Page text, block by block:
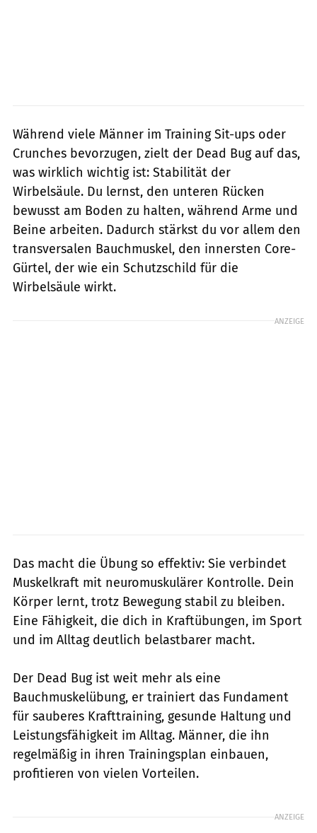
Während viele Männer im Training Sit-ups oder
Crunches bevorzugen, zielt der Dead Bug auf das,
was wirklich wichtig ist: Stabilität der
Wirbelsäule. Du lernst, den unteren Rücken
bewusst am Boden zu halten, während Arme und
Beine arbeiten. Dadurch stärkst du vor allem den
transversalen Bauchmuskel, den innersten Core-
Gürtel, der wie ein Schutzschild für die
Wirbelsäule wirkt.
ANZEIGE
Das macht die Übung so effektiv: Sie verbindet
Muskelkraft mit neuromuskulärer Kontrolle. Dein
Körper lernt, trotz Bewegung stabil zu bleiben.
Eine Fähigkeit, die dich in Kraftübungen, im Sport
und im Alltag deutlich belastbarer macht.
Der Dead Bug ist weit mehr als eine
Bauchmuskelübung, er trainiert das Fundament
für sauberes Krafttraining, gesunde Haltung und
Leistungsfähigkeit im Alltag. Männer, die ihn
regelmäßig in ihren Trainingsplan einbauen,
profitieren von vielen Vorteilen.
ANZEIGE